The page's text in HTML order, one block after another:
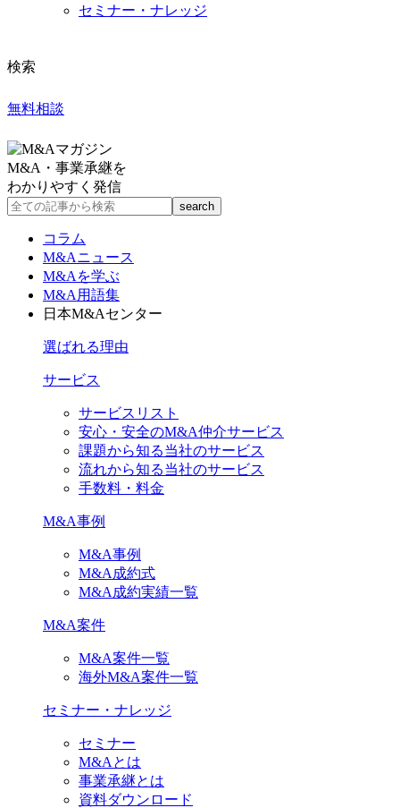
セミナー・ナレッジ
検索
無料相談
M&A・事業承継を
わかりやすく発信
コラム
M&Aニュース
M&Aを学ぶ
M&A用語集
日本M&Aセンター
選ばれる理由
サービス
サービスリスト
安心・安全のM&A仲介サービス
課題から知る当社のサービス
流れから知る当社のサービス
手数料・料金
M&A事例
M&A事例
M&A成約式
M&A成約実績一覧
M&A案件
M&A案件一覧
海外M&A案件一覧
セミナー・ナレッジ
セミナー
M&Aとは
事業承継とは
資料ダウンロード